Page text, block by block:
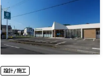
設計/施工